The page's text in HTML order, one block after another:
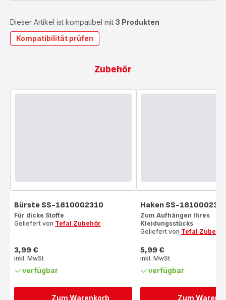
Dieser Artikel ist kompatibel mit 3 Produkten
Kompatibilität prüfen
Zubehör
Zum Warenkorb
Bürste SS-1810002310
Für dicke Stoffe
Geliefert von Tefal Zubehör
Preis
3,99 €
inkl. MwSt
verfügbar
Zum
Haken SS-
Zum Aufhängen Ihres
Kleidungsstücks
Geliefert von Tefal
Preis
5,99 €
inkl. MwSt
verfügbar